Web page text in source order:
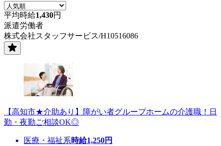
平均時給1,430円
派遣労働者
株式会社スタッフサービス/H10516086
【高知市★介助あり】障がい者グループホームの介護職！日
勤・夜勤ご相談OK◎
医療・福祉系時給1,250円